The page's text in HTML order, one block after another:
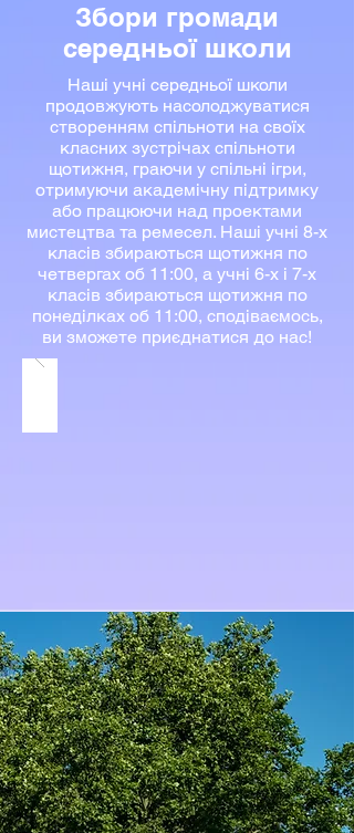
Збори громади
середньої школи
Наші учні середньої школи
продовжують насолоджуватися
створенням спільноти на своїх
класних зустрічах спільноти
щотижня, граючи у спільні ігри,
отримуючи академічну підтримку
або працюючи над проектами
мистецтва та ремесел. Наші учні 8-х
класів збираються щотижня по
четвергах об 11:00, а учні 6-х і 7-х
класів збираються щотижня по
понеділках об 11:00, сподіваємось,
ви зможете приєднатися до нас!